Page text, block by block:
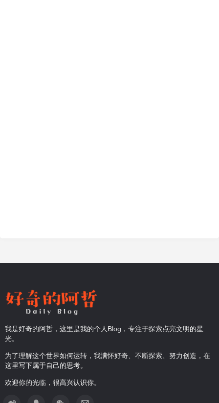
我是好奇的阿哲，这里是我的个人Blog，专注于探索点亮文明的星
光。
为了理解这个世界如何运转，我满怀好奇、不断探索、努力创造，在
这里写下属于自己的思考。
欢迎你的光临，很高兴认识你。